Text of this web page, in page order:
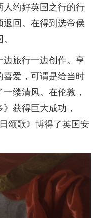
人约好英国之行的行
回。在得到选帝侯
旅行一边创作。亨
喜爱，可谓是给当时
缕清风。在伦敦，
获得巨大成功，
颂歌》博得了英国安